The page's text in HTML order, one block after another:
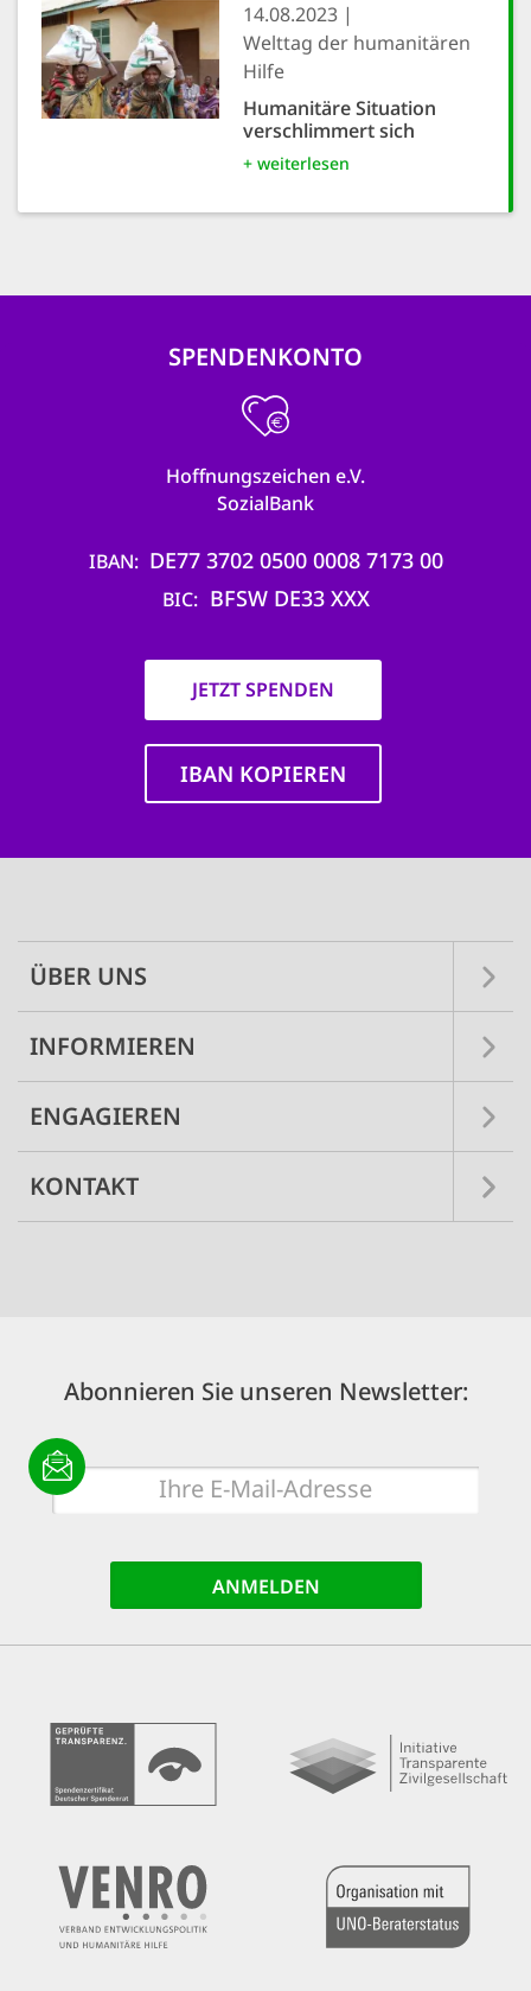
14.08.2023
Welttag der humanitären
Hilfe
Humanitäre Situation
verschlimmert sich
+ weiterlesen
SPENDENKONTO
Hoffnungszeichen e.V.
SozialBank
IBAN DE77 3702 0500 0008 7173 00
BIC BFSW DE33 XXX
JETZT SPENDEN
IBAN KOPIEREN
ÜBER UNS
INFORMIEREN
ENGAGIEREN
KONTAKT
Abonnieren Sie unseren Newsletter:
E-
Mail